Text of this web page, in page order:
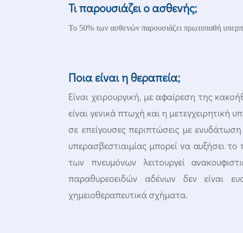
Τι παρουσιάζει ο ασθενής;
Το 50% των ασθενών παρουσιάζει πρωτοπαθή
Ποια είναι η θεραπεία;
Είναι χειρουργική, με αφαίρεση της
είναι γενικά πτωχή και η μετεγχειρητική
σε επείγουσες περιπτώσεις με
υπερασβεστιαιμίας μπορεί να αυξήσει
των πνευμόνων λειτουργεί
παραθυρεοειδών αδένων δεν είναι
χημειοθεραπευτικά σχήματα.